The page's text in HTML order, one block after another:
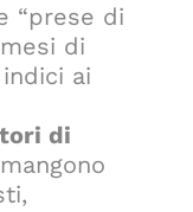
“prese di
di
ai
di